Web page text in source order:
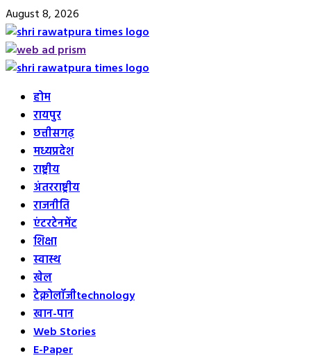
Skip
to
content
August 8, 2026
Primary
होम
रायपुर
छत्तीसगढ़
मध्यप्रदेश
राष्ट्रीय
अंतरराष्ट्रीय
राजनीति
एंटरटेनमेंट
शिक्षा
स्वास्थ
खेल
टेक्नोलॉजीtechnology
खान-पान
Web Stories
E-Paper